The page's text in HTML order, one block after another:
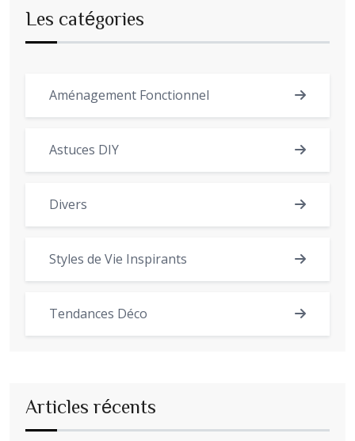
Les catégories
Aménagement Fonctionnel
Astuces DIY
Divers
Styles de Vie Inspirants
Tendances Déco
Articles récents